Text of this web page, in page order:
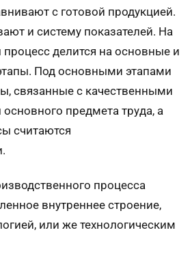
с готовой продукцией.
и систему показателей. На
делится на основные и
Под основными этапами
связанные с качественными
предмета труда, а
считаются
процесса
внутреннее строение,
или же технологическим